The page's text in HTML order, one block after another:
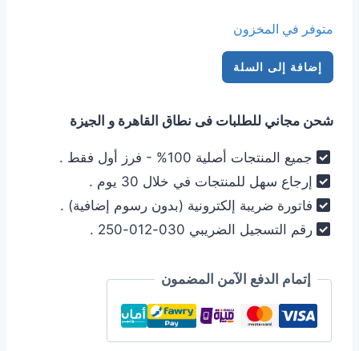
متوفر في المخزون
كمية
تليفزيون
50
بوصة
سمارت
جوجل
الذكي
60
4K
H50K80EU
haier
إضافة إلى السلة
شحن مجاني للطلبات فى نطاق القاهرة و الجيزة
جميع المنتجات أصلية 100% - فرز أول فقط .
إرجاع سهل للمنتجات في خلال 30 يوم .
فاتورة ضريبة إلكترونية (بدون رسوم إضافية) .
رقم التسجيل الضريبي 030-012-250 .
إتمام الدفع الآمن المضمون